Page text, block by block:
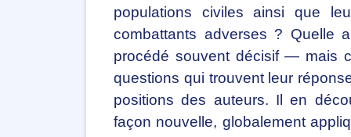
populations civiles ainsi que
combattants adverses ? Quelle
procédé souvent décisif — mais
questions qui trouvent leur
positions des auteurs. Il en
façon nouvelle, globalement